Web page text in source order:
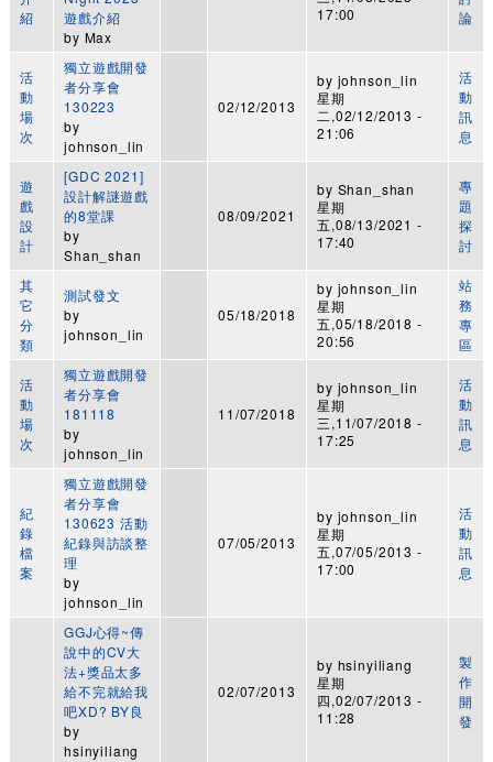
紹
遊戲介紹
by Max
17:00
論
活
動
場
次
獨立遊戲開發
者分享會
130223
by
johnson_lin
02/12/2013
by johnson_lin
星期
二,02/12/2013 -
21:06
活
動
訊
息
遊
戲
設
計
[GDC 2021]
設計解謎遊戲
的8堂課
by
Shan_shan
08/09/2021
by Shan_shan
星期
五,08/13/2021 -
17:40
專
題
探
討
其
它
分
類
測試發文
by
johnson_lin
05/18/2018
by johnson_lin
星期
五,05/18/2018 -
20:56
站
務
專
區
活
動
場
次
獨立遊戲開發
者分享會
181118
by
johnson_lin
11/07/2018
by johnson_lin
星期
三,11/07/2018 -
17:25
活
動
訊
息
紀
錄
檔
案
獨立遊戲開發
者分享會
130623 活動
紀錄與訪談整
理
by
johnson_lin
07/05/2013
by johnson_lin
星期
五,07/05/2013 -
17:00
活
動
訊
息
GGJ心得~傳
說中的CV大
法+獎品太多
給不完就給我
吧XD? BY良
by
hsinyiliang
02/07/2013
by hsinyiliang
星期
四,02/07/2013 -
11:28
製
作
開
發